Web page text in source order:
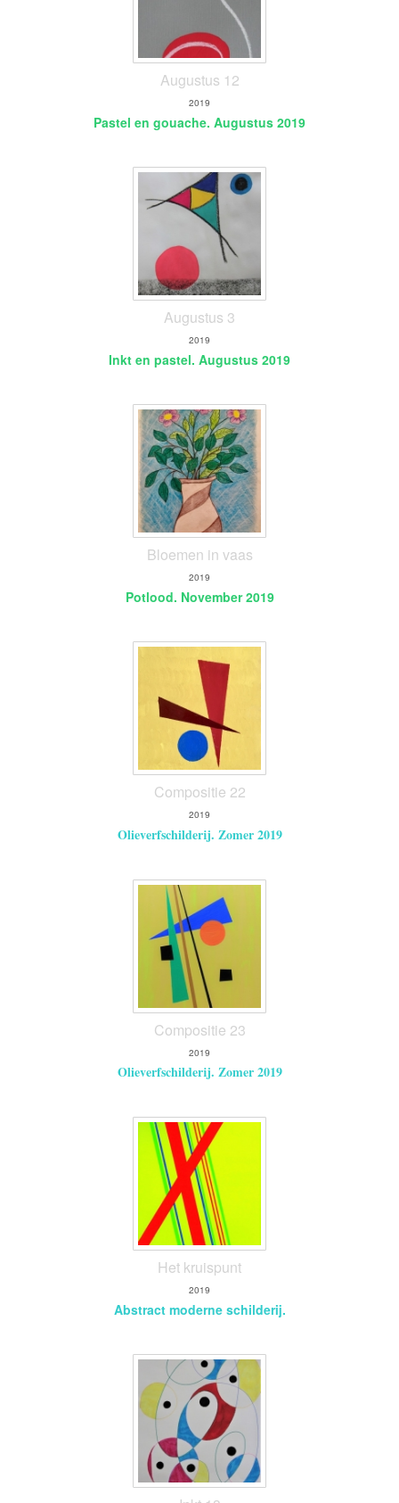
Augustus 12
2019
Pastel en gouache. Augustus 2019
Augustus 3
2019
Inkt en pastel. Augustus 2019
Bloemen in vaas
2019
Potlood. November 2019
Compositie 22
2019
Olieverfschilderij. Zomer 2019
Compositie 23
2019
Olieverfschilderij. Zomer 2019
Het kruispunt
2019
Abstract moderne schilderij.